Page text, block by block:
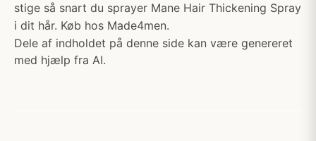
stige så snart du sprayer Mane Hair Thickening Spray
i dit hår. Køb hos Made4men.
Dele af indholdet på denne side kan være genereret
med hjælp fra AI.